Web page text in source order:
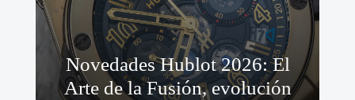
Novedades Hublot 2026: El
Arte de la Fusión, evolución